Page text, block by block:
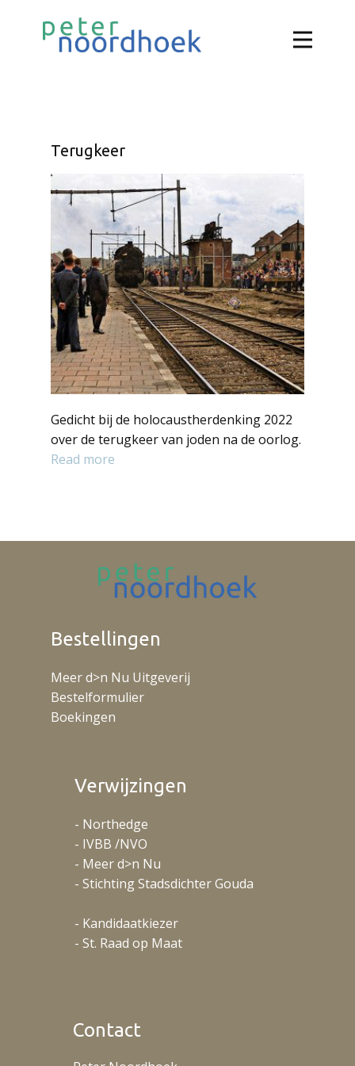
Terugkeer
Gedicht bij de holocaustherdenking 2022
over de terugkeer van joden na de oorlog.
Read more
Bestellingen
Meer d>n Nu Uitgeverij
Bestelformulier
Boekingen
Verwijzingen
- Northedge
- IVBB /NVO
- Meer d>n Nu
- Stichting Stadsdichter Gouda
- Kandidaatkiezer
- St. Raad op Maat
Contact